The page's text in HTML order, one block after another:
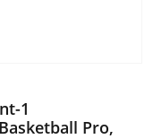
1
Pro,